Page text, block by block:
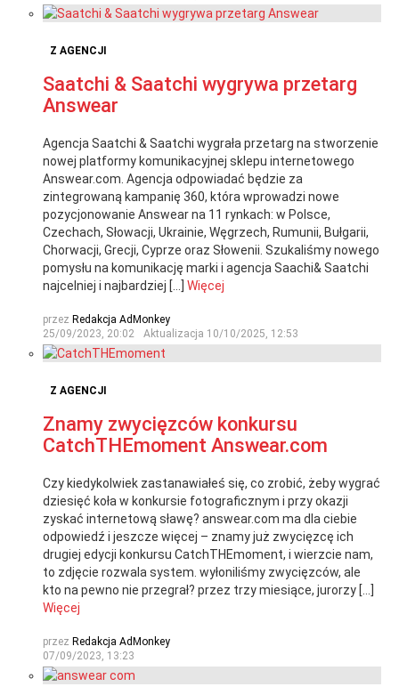
Z AGENCJI
Saatchi & Saatchi wygrywa przetarg
Answear
Agencja Saatchi & Saatchi wygrała przetarg na stworzenie
nowej platformy komunikacyjnej sklepu internetowego
Answear.com. Agencja odpowiadać będzie za
zintegrowaną kampanię 360, która wprowadzi nowe
pozycjonowanie Answear na 11 rynkach: w Polsce,
Czechach, Słowacji, Ukrainie, Węgrzech, Rumunii, Bułgarii,
Chorwacji, Grecji, Cyprze oraz Słowenii. Szukaliśmy nowego
pomysłu na komunikację marki i agencja Saachi& Saatchi
najcelniej i najbardziej […] Więcej
przez Redakcja AdMonkey
25/09/2023, 20:02
Aktualizacja 10/10/2025, 12:53
Z AGENCJI
Znamy zwycięzców konkursu
CatchTHEmoment Answear.com
Czy kiedykolwiek zastanawiałeś się, co zrobić, żeby wygrać
dziesięć koła w konkursie fotograficznym i przy okazji
zyskać internetową sławę? answear.com ma dla ciebie
odpowiedź i jeszcze więcej – znamy już zwycięzcę ich
drugiej edycji konkursu CatchTHEmoment, i wierzcie nam,
to zdjęcie rozwala system. wyłoniliśmy zwycięzców, ale
kto na pewno nie przegrał? przez trzy miesiące, jurorzy […]
Więcej
przez Redakcja AdMonkey
07/09/2023, 13:23